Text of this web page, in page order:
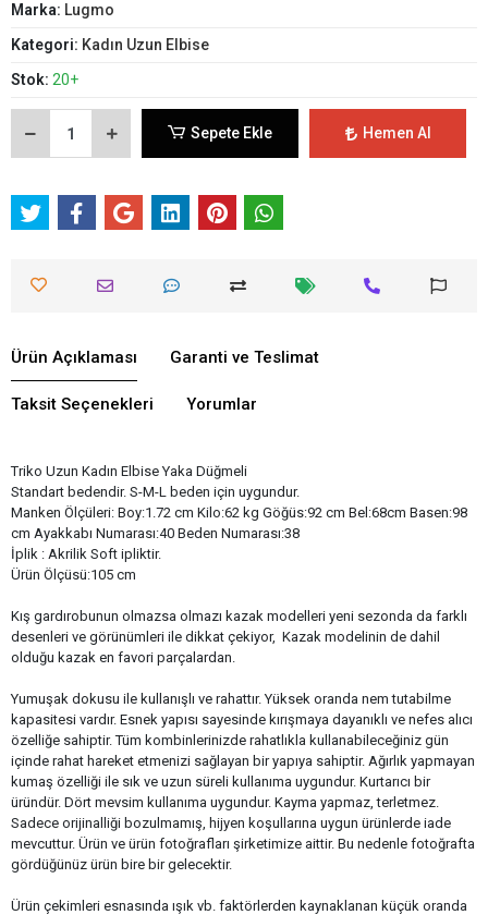
Marka: Lugmo
Kategori: Kadın Uzun Elbise
Stok: 20+
Sepete Ekle Hemen Al
Ürün Açıklaması Garanti ve Teslimat
Taksit Seçenekleri Yorumlar
Triko Uzun Kadın Elbise Yaka Düğmeli
Standart bedendir. S-M-L beden için uygundur.
Manken Ölçüleri: Boy:1.72 cm Kilo:62 kg Göğüs:92 cm Bel:68cm Basen:98
cm Ayakkabı Numarası:40 Beden Numarası:38
İplik : Akrilik Soft ipliktir.
Ürün Ölçüsü:105 cm
Kış gardırobunun olmazsa olmazı kazak modelleri yeni sezonda da farklı
desenleri ve görünümleri ile dikkat çekiyor, Kazak modelinin de dahil
olduğu kazak en favori parçalardan.
Yumuşak dokusu ile kullanışlı ve rahattır. Yüksek oranda nem tutabilme
kapasitesi vardır. Esnek yapısı sayesinde kırışmaya dayanıklı ve nefes alıcı
özelliğe sahiptir. Tüm kombinlerinizde rahatlıkla kullanabileceğiniz gün
içinde rahat hareket etmenizi sağlayan bir yapıya sahiptir. Ağırlık yapmayan
kumaş özelliği ile sık ve uzun süreli kullanıma uygundur. Kurtarıcı bir
üründür. Dört mevsim kullanıma uygundur. Kayma yapmaz, terletmez.
Sadece orijinalliği bozulmamış, hijyen koşullarına uygun ürünlerde iade
mevcuttur. Ürün ve ürün fotoğrafları şirketimize aittir. Bu nedenle fotoğrafta
gördüğünüz ürün bire bir gelecektir.
Ürün çekimleri esnasında ışık vb. faktörlerden kaynaklanan küçük oranda